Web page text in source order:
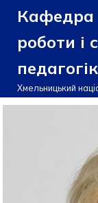
Перейти
до
вмісту
Кафедра
роботи і
Хмельницький